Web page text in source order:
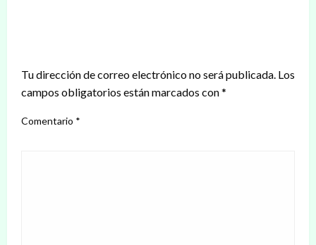
Tu dirección de correo electrónico no será publicada. Los
campos obligatorios están marcados con*
Comentario *